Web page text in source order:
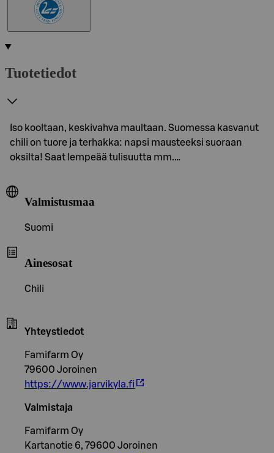
Tuotetiedot
Iso kooltaan, keskivahva maultaan. Suomessa kasvanut
chili on tuore ja terhakka: napsi mausteeksi suoraan
oksilta! Saat lempeää tulisuutta mm.…
Valmistusmaa
Suomi
Ainesosat
Chili
Yhteystiedot
Famifarm Oy
79600 Joroinen
https://www.jarvikyla.fi
Valmistaja
Famifarm Oy
Kartanotie 6, 79600 Joroinen